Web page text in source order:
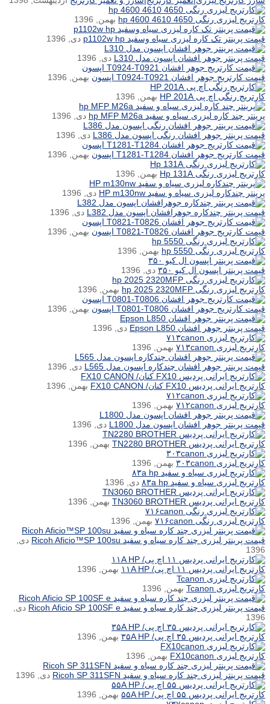
کارتریج لیزری رنگی hp 4600 4610 4650
بهمن, 1396
قیمت پرینتر تک کاره لیزری سیاه وسفید p1102w hp
دی, 1396
قیمت پرینتر جوهر افشان اپسون مدل L310
دی, 1396
قیمت کارتریج جوهر افشان T0924-T0921 اپسون
بهمن, 1396
کارتریج رنگی اچ پی HP 201A
بهمن, 1396
پرینتر چند کاره لیزری سیاه و سفید hp MFP M26a
دی, 1396
قیمت پرینتر جوهر افشان رنگی اپسون مدل L386
دی, 1396
قیمت کارتریج جوهر افشان T1281-T1284 اپسون
بهمن, 1396
کارتریج لیزری رنگی Hp 131A
بهمن, 1396
پرینتر چندکاره لیزری سیاه و سفید HP m130nw
دی, 1396
قیمت پرینتر چندکاره جوهرافشان اپسون مدل L382
دی, 1396
قیمت کارتریج جوهر افشان T0821-T0826 اپسون
بهمن, 1396
کارتریج لیزری رنگی hp 5550
بهمن, 1396
قیمت پرینتر اپسون ال کیو ۳۵۰
دی, 1396
کارتریج لیزری رنگی hp 2025 2320MFP
بهمن, 1396
قیمت کارتریج جوهر افشان T0801-T0806 اپسون
بهمن, 1396
قیمت پرینتر جوهر افشان Epson L850
دی, 1396
کارتریج لیزری ۷۱۳canon
بهمن, 1396
قیمت پرینتر جوهر افشان چندکاره اپسون مدل L565
دی, 1396
کارتریج ایرانی پردیس FX10 کنان/ FX10 CANON
بهمن, 1396
کارتریج لیزری ۷۱۲canon
بهمن, 1396
قیمت پرینتر جوهر افشان اپسون مدل L1800
دی, 1396
کارتریج ایرانی پردیس TN2280 BROTHER
بهمن, 1396
کارتریج لیزری ۳۰۳canon
بهمن, 1396
کارتریج لیزری سیاه و سفید ۸۳a hp
دی, 1396
کارتریج ایرانی پردیس TN3060 BROTHER
بهمن, 1396
کارتریج لیزری رنگی ۷۱۶canon
بهمن, 1396
قیمت پرینتر لیزری چند کاره سیاه و سفید Ricoh Aficio™SP 100su
دی,
1396
کارتریج ایرانی پردیس ۱۱ اچ پی/ ۱۱A HP
بهمن, 1396
کارتریج لیزری Tcanon
بهمن, 1396
قیمت پرینتر لیزری چند کاره سیاه و سفید Ricoh Aficio SP 100SF e
دی,
1396
کارتریج ایرانی پردیس ۳۵ اچ پی/ ۳۵A HP
بهمن, 1396
کارتریج لیزری FX10canon
بهمن, 1396
قیمت پرینتر لیزری چند کاره سیاه و سفید Ricoh SP 311SFN
دی, 1396
کارتریج ایرانی پردیس ۵۵ اچ پی/ ۵۵A HP
بهمن, 1396